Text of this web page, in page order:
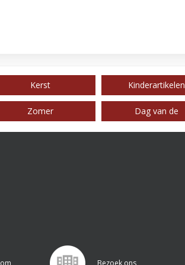
Kerst Kinderartikelen
Zomer Dag van de